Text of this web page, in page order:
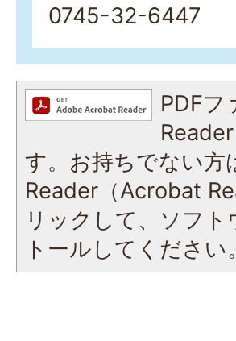
0745-32-6447
PDFフ
す。お持ちでない方
Reader（Acrobat
リックして、ソフ
トールしてください。